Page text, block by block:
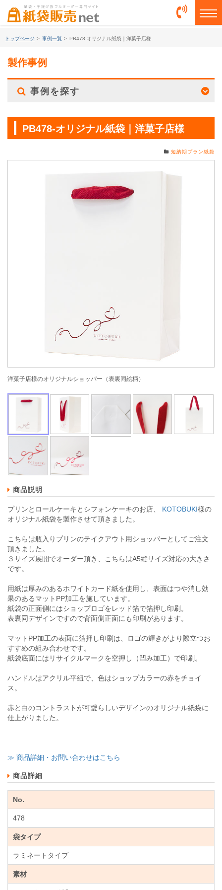
トップページ > 事例一覧 > PB478-オリジナル紙袋｜洋菓子店様
製作事例
事例を探す
PB478-オリジナル紙袋｜洋菓子店様
短納期プラン紙袋
洋菓子店様のオリジナルショッパー（表裏同絵柄）
商品説明
プリンとロールケーキとシフォンケーキのお店、 KOTOBUKI様の
オリジナル紙袋を製作させて頂きました。
こちらは瓶入りプリンのテイクアウト用ショッパーとしてご注文
頂きました。
３サイズ展開でオーダー頂き、こちらはA5縦サイズ対応の大きさ
です。
用紙は厚みのあるホワイトカード紙を使用し、表面はつや消し効
果のあるマットPP加工を施しています。
紙袋の正面側にはショップロゴをレッド箔で箔押し印刷。
表裏同デザインですので背面側正面にも印刷があります。
マットPP加工の表面に箔押し印刷は、ロゴの輝きがより際立つお
すすめの組み合わせです。
紙袋底面にはリサイクルマークを空押し（凹み加工）で印刷。
ハンドルはアクリル平紐で、色はショップカラーの赤をチョイ
ス。
赤と白のコントラストが可愛らしいデザインのオリジナル紙袋に
仕上がりました。
≫ 商品詳細・お問い合わせはこちら
商品詳細
No.
478
袋タイプ
ラミネートタイプ
素材